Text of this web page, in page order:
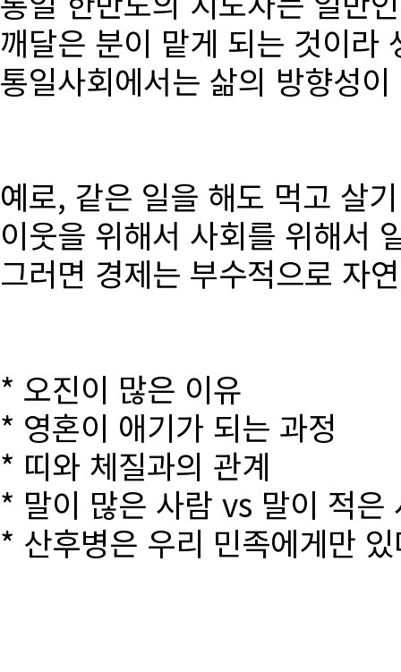
깨달은 분이 맡게 되는 것이라
통일사회에서는 삶의 방향성
예로, 같은 일을 해도 먹고 살
이웃을 위해서 사회를 위해서
그러면 경제는 부수적으로 자
* 오진이 많은 이유
* 영혼이 애기가 되는 과정
* 띠와 체질과의 관계
* 말이 많은 사람 vs 말이 적은
* 산후병은 우리 민족에게만